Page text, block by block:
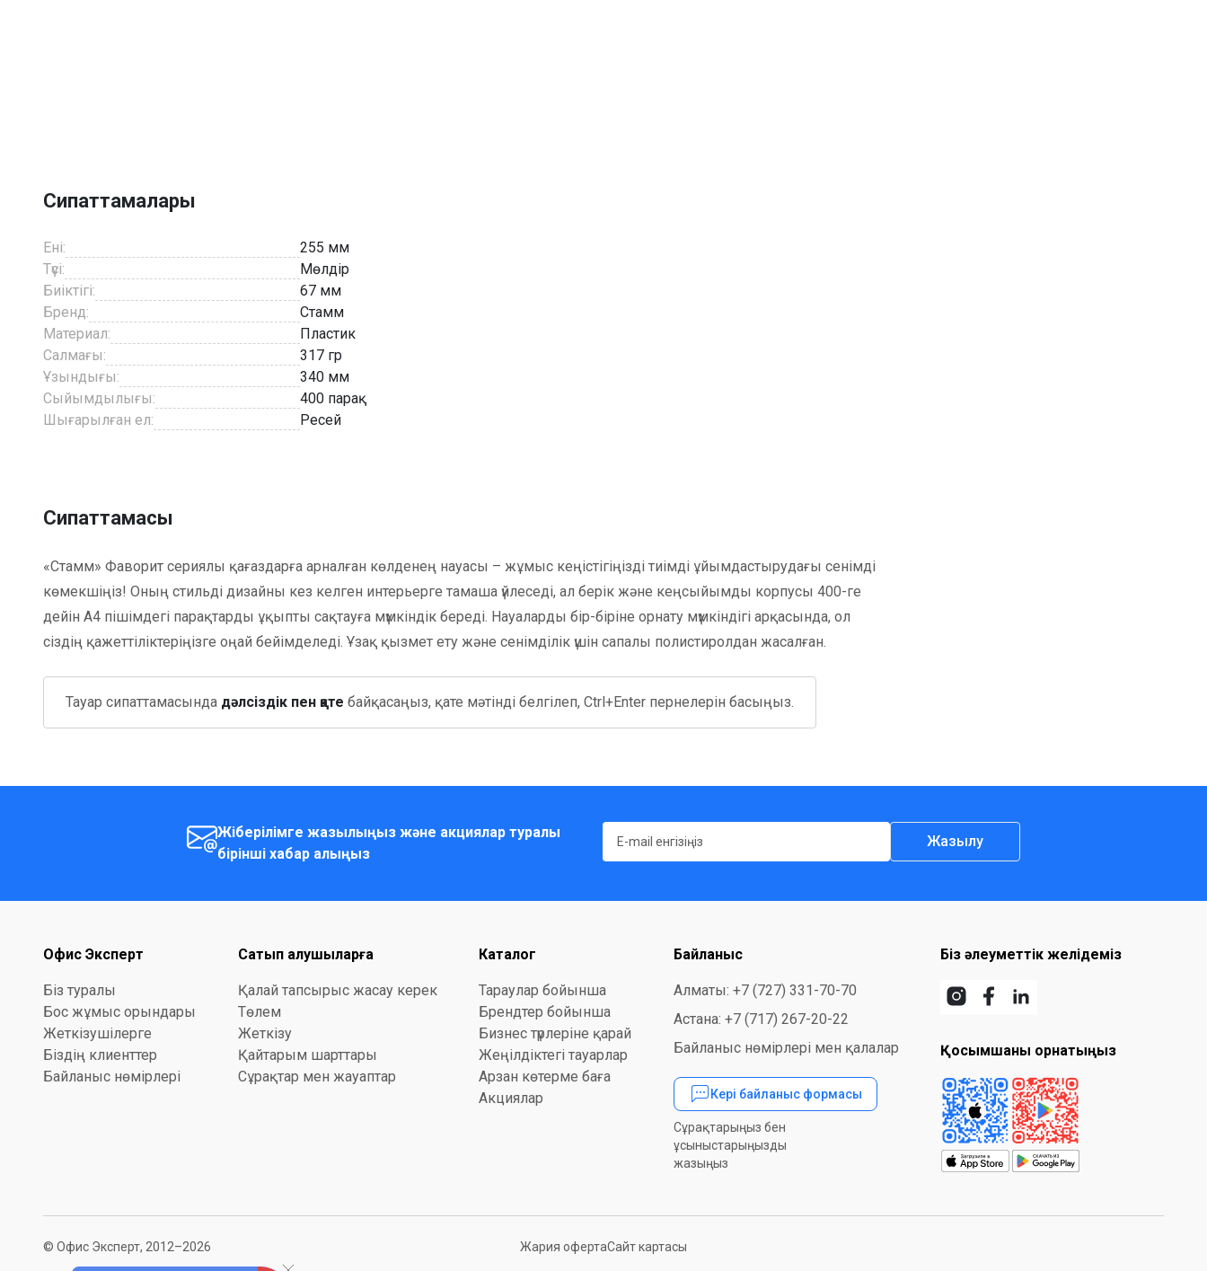
5
Сипаттамалары
Ені:
255 мм
Түсі:
Мөлдір
Биіктігі:
67 мм
Бренд:
Стамм
Материал:
Пластик
Салмағы:
317 гр
Ұзындығы:
340 мм
Сыйымдылығы:
400 парақ
Шығарылған ел:
Ресей
Сипаттамасы
«Стамм» Фаворит сериялы қағаздарға арналған көлденең науасы – жұмыс кеңістігіңізді тиімді ұйымдастырудағы сенімді
көмекшіңіз! Оның стильді дизайны кез келген интерьерге тамаша үйлеседі, ал берік және кеңсыйымды корпусы 400-ге
дейін А4 пішімдегі парақтарды ұқыпты сақтауға мүмкіндік береді. Науаларды бір-біріне орнату мүмкіндігі арқасында, ол
сіздің қажеттіліктеріңізге оңай бейімделеді. Ұзақ қызмет ету және сенімділік үшін сапалы полистиролдан жасалған.
Тауар сипаттамасында дәлсіздік пен қате байқасаңыз, қате мәтінді белгілеп, Ctrl+Enter пернелерін басыңыз.
Жіберілімге жазылыңыз және акциялар туралы
бірінші хабар алыңыз
Жазылу
Офис Эксперт
Біз туралы
Бос жұмыс орындары
Жеткізушілерге
Біздің клиенттер
Байланыс нөмірлері
Сатып алушыларға
Қалай тапсырыс жасау керек
Төлем
Жеткізу
Қайтарым шарттары
Сұрақтар мен жауаптар
Каталог
Тараулар бойынша
Брендтер бойынша
Бизнес түрлеріне қарай
Жеңілдіктегі тауарлар
Арзан көтерме баға
Акциялар
Байланыс
Алматы: +7 (727) 331-70-70
Астана: +7 (717) 267-20-22
Байланыс нөмірлері мен қалалар
Кері байланыс формасы
Сұрақтарыңыз бен
ұсыныстарыңызды
жазыңыз
Біз әлеуметтік желідеміз
Қосымшаны орнатыңыз
© Офис Эксперт, 2012–2026 Жария офертаСайт картасы